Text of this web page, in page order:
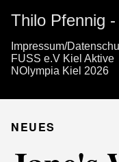
Thilo Pfennig
Impressum/
FUSS e.V Kiel Aktive
NOlympia Kiel 2026
NEUES